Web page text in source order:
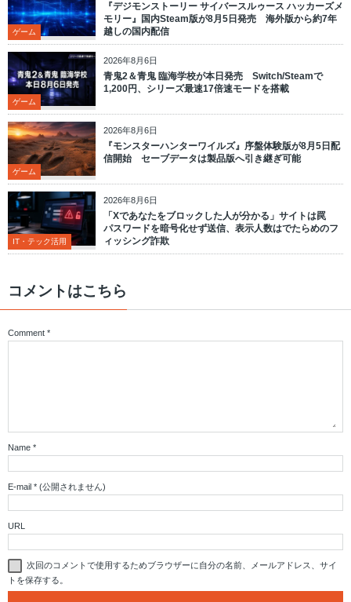
ゲーム
『デジモンストーリー サイバースルゥース ハッカーズメ
モリー』国内Steam版が8月5日発売 海外版から約7年
越しの国内配信
2026年8月6日
ゲーム
青鬼2＆青鬼 臨海学校が本日発売 Switch/Steamで
1,200円、シリーズ最速17倍速モードを搭載
2026年8月6日
ゲーム
『モンスターハンターワイルズ』序盤体験版が8月5日配
信開始 セーブデータは製品版へ引き継ぎ可能
2026年8月6日
IT・テック活用
「Xであなたをブロックした人が分かる」サイトは罠
パスワードを暗号化せず送信、表示人数はでたらめのフ
ィッシング詐欺
コメントはこちら
Comment *
Name *
E-mail * (公開されません)
URL
次回のコメントで使用するためブラウザーに自分の名前、メールアドレス、サイ
トを保存する。